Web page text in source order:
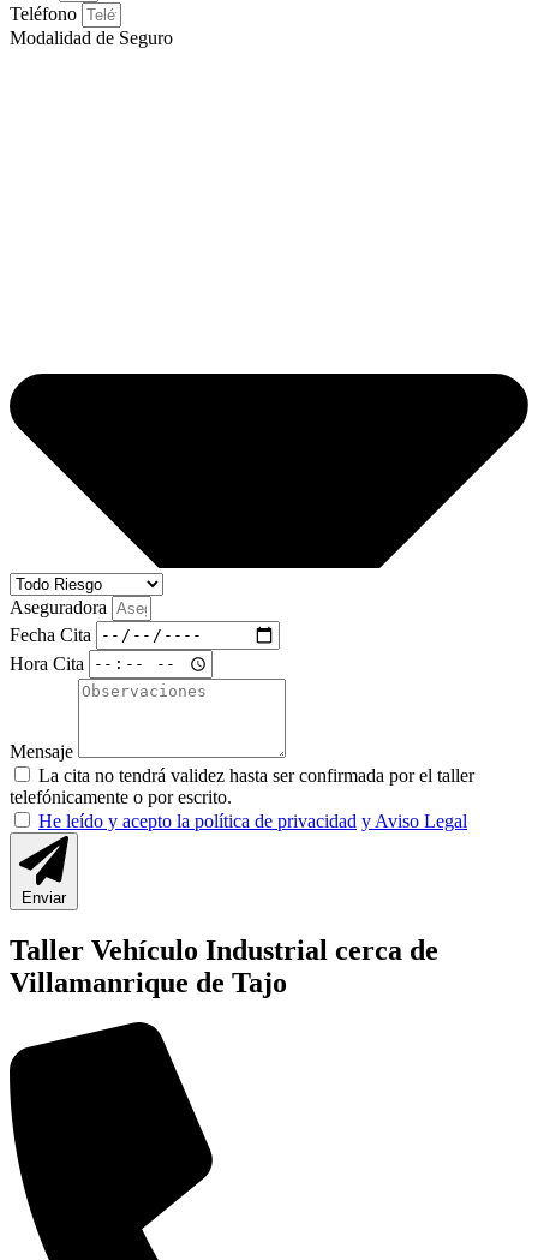
Teléfono
Modalidad de Seguro
Aseguradora
Fecha Cita
Hora Cita
Mensaje
La cita no tendrá validez hasta ser confirmada por el taller
telefónicamente o por escrito.
He leído y acepto la política de privacidad y Aviso Legal
Enviar
Taller Vehículo Industrial cerca de
Villamanrique de Tajo